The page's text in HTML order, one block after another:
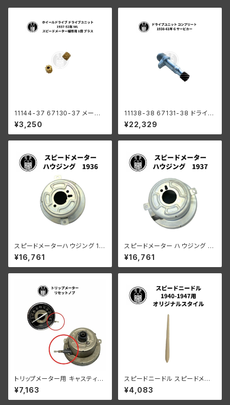
11144-37 67130-37 メータ
ー ホイールドライブ ドライブユ
ニット 1個 ハーレーダビッドソン
1937-52年 WL スピードメータ
¥3,250
11138-38 67131-38 ドライブ
ユニット コンプリート ハーレー
ダビッドソン 1938-61年 G サ
ービカー
¥22,329
スピードメーターハウジング 19
36年
¥16,761
スピードメーター ハウジング 19
37年
¥16,761
トリップメーター用 キャスティン
グ/シャフト スプリング付 全モデ
ル
¥7,163
スピードニードル スピードメー
ター用 1940-1947年 オリジナ
ルスタイル
¥4,083